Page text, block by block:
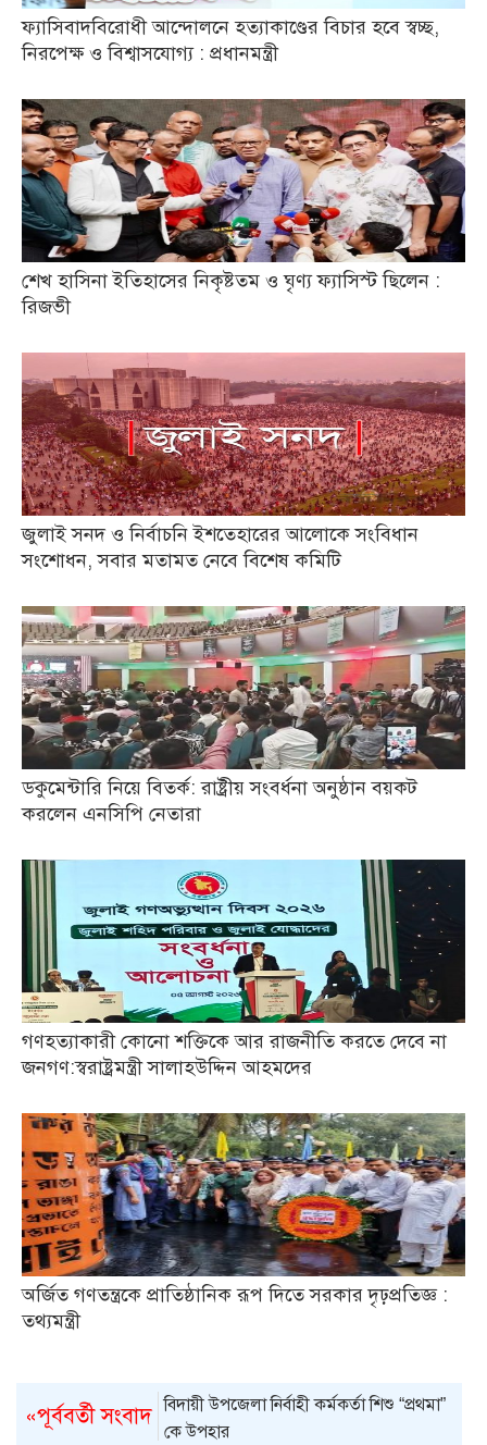
ফ্যাসিবাদবিরোধী আন্দোলনে হত্যাকাণ্ডের বিচার হবে স্বচ্ছ,
নিরপেক্ষ ও বিশ্বাসযোগ্য : প্রধানমন্ত্রী
শেখ হাসিনা ইতিহাসের নিকৃষ্টতম ও ঘৃণ্য ফ্যাসিস্ট ছিলেন :
রিজভী
জুলাই সনদ ও নির্বাচনি ইশতেহারের আলোকে সংবিধান
সংশোধন, সবার মতামত নেবে বিশেষ কমিটি
ডকুমেন্টারি নিয়ে বিতর্ক: রাষ্ট্রীয় সংবর্ধনা অনুষ্ঠান বয়কট
করলেন এনসিপি নেতারা
গণহত্যাকারী কোনো শক্তিকে আর রাজনীতি করতে দেবে না
জনগণ:স্বরাষ্ট্রমন্ত্রী সালাহউদ্দিন আহমদের
অর্জিত গণতন্ত্রকে প্রাতিষ্ঠানিক রূপ দিতে সরকার দৃঢ়প্রতিজ্ঞ :
তথ্যমন্ত্রী
«পূর্ববর্তী সংবাদ বিদায়ী উপজেলা নির্বাহী কর্মকর্তা শিশু “প্রথমা”
কে উপহার